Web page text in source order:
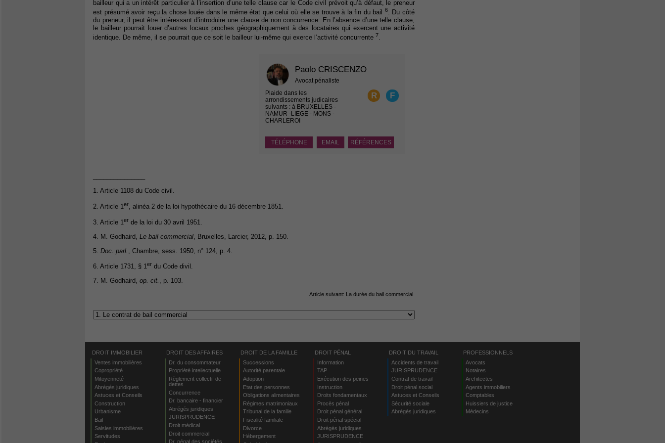
bailleur qui a un intérêt particulier à l’insertion d’une telle clause car le Code civil prévoit qu’à défaut, le preneur
est présumé avoir reçu la chose louée dans le même état que celui où elle se trouve à la fin du bail
6. Du côté
du preneur, il peut être intéressant d’introduire une clause de non concurrence. En l’absence d’une telle clause,
le bailleur pourrait louer d’autres locaux proches géographiquement à des locataires qui exercent une activité
identique. De même, il se pourrait que ce soit le bailleur lui-même qui exerce l’activité concurrente 7.
Paolo CRISCENZO
Avocat pénaliste
R F
Plaide dans les
arrondissements judicaires
suivants : à BRUXELLES -
NAMUR -LIEGE - MONS -
CHARLEROI
TÉLÉPHONE EMAIL RÉFÉRENCES
1. Article 1108 du Code civil.
2. Article 1 er , alinéa 2 de la loi hypothécaire du 16 décembre 1851.
3. Article 1 er de la loi du 30 avril 1951.
4. M. Godhaird, Le bail commercial , Bruxelles, Larcier, 2012, p. 150.
5. Doc. parl. , Chambre, sess. 1950, n° 124, p. 4.
6. Article 1731, § 1er du Code divil.
7. M. Godhaird, op. cit. , p. 103.
Article suivant: La durée du bail commercial
DROIT IMMOBILIER
Ventes immobilières
Copropriété
Mitoyenneté
Abrégés juridiques
Astuces et Conseils
Construction
Urbanisme
Bail
Saisies immobilières
Servitudes
DROIT DES AFFAIRES
Dr. du consommateur
Propriété intellectuelle
Règlement collectif de
dettes
Concurrence
Dr. bancaire - financier
Abrégés juridiques
JURISPRUDENCE
Droit médical
Droit commercial
Dr. pénal des sociétés
DROIT DE LA FAMILLE
Successions
Autorité parentale
Adoption
Etat des personnes
Obligations alimentaires
Régimes matrimoniaux
Tribunal de la famille
Fiscalité familiale
Divorce
Hébergement
DROIT PÉNAL
Information
TAP
Exécution des peines
Instruction
Droits fondamentaux
Procès pénal
Droit pénal général
Droit pénal spécial
Abrégés juridiques
JURISPRUDENCE
DROIT DU TRAVAIL
Accidents de travail
JURISPRUDENCE
Contrat de travail
Droit pénal social
Astuces et Conseils
Sécurité sociale
Abrégés juridiques
PROFESSIONNELS
Avocats
Notaires
Architectes
Agents immobiliers
Comptables
Huissiers de justice
Médecins